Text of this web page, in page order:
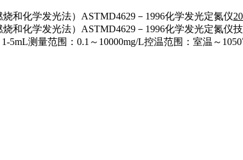
和化学发光法）ASTMD4629－1996化学发光定氮仪
和化学发光法）ASTMD4629－1996化学发光定氮仪
5mL测量范围：0.1～10000mg/L控温范围：室温～